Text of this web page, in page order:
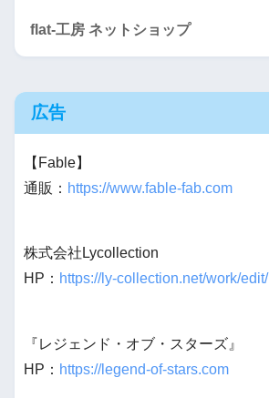
flat-工房 ネットショップ
広告
【Fable】
通販： https://www.fable-fab.com
株式会社Lycollection
HP： https://ly-collection.net/work/edit/
『レジェンド・オブ・スターズ』
HP： https://legend-of-stars.com